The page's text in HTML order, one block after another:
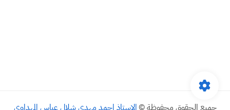
جميع الحقوق محفوظة © الاستاذ احمد مهدي شلال عباس المهداوي